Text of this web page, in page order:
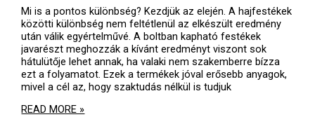
Mi is a pontos különbség? Kezdjük az elején. A hajfestékek
közötti különbség nem feltétlenül az elkészült eredmény
után válik egyértelművé. A boltban kapható festékek
javarészt meghozzák a kívánt eredményt viszont sok
hátulütője lehet annak, ha valaki nem szakemberre bízza
ezt a folyamatot. Ezek a termékek jóval erősebb anyagok,
mivel a cél az, hogy szaktudás nélkül is tudjuk
PROFESSZIONÁLIS
READ MORE »